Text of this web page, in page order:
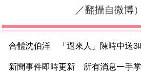
／翻攝自微博）
合體沈伯洋 「過來人」陳時中送3
新聞事件即時更新 所有消息一手掌